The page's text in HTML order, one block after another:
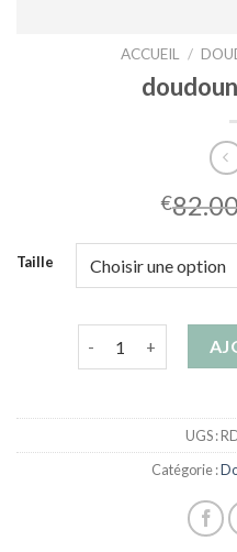
ACCUEIL /
€
Taille
quantité de
UGS :
Catégorie :